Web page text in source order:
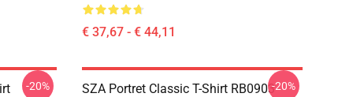
€ 37,67 - € 44,11
-20% SZA Portret Classic T-Shirt RB0903-20%